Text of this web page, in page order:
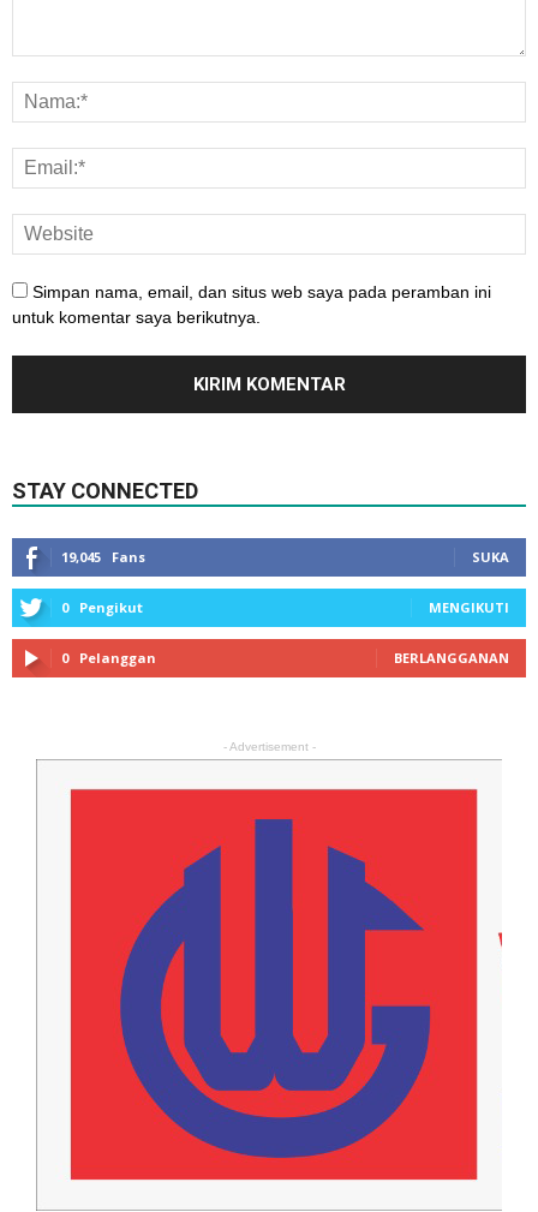
Simpan nama, email, dan situs web saya pada peramban ini
untuk komentar saya berikutnya.
STAY CONNECTED
19,045 Fans SUKA
0 Pengikut MENGIKUTI
0 Pelanggan BERLANGGANAN
- Advertisement -